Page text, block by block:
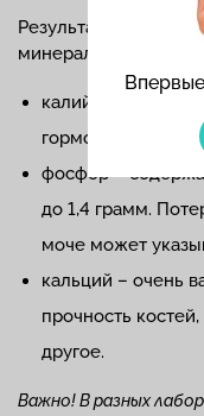
Результат
минералы может
калий – снижение
гормональные
фосфор –
до 1,4 грамм.
моче может
кальций – очень
прочность
другое.
Важно! В разных